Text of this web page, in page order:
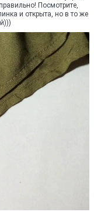
Посмотрите,
и открыта, но в то же